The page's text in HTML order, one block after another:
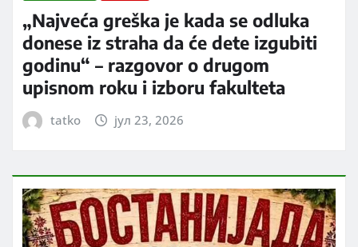
„Najveća greška je kada se odluka
donese iz straha da će dete izgubiti
godinu“ – razgovor o drugom
upisnom roku i izboru fakulteta
tatko јул 23, 2026